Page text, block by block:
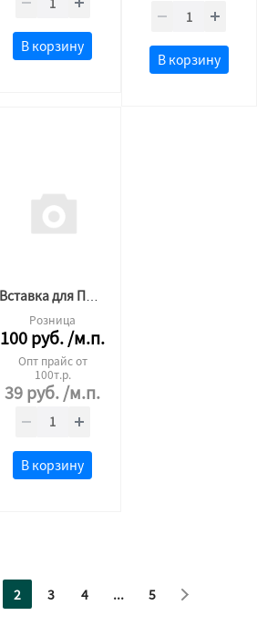
В корзину
В корзину
Розница
100руб./м.п.
Опт прайс от
100т.р.
39руб./м.п.
В корзину
2 3 4 ... 5